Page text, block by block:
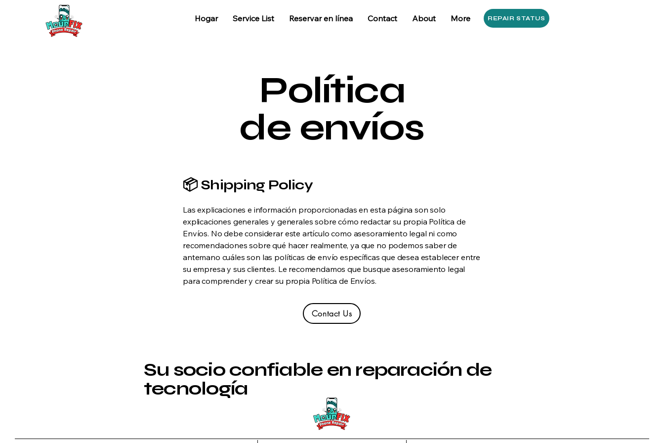
Hogar Service List Reservar en línea Contact About More REPAIR STATUS
Política
de envíos
📦 Shipping Policy
Las explicaciones e información proporcionadas en esta página son solo
explicaciones generales y generales sobre cómo redactar su propia Política de
Envíos. No debe considerar este artículo como asesoramiento legal ni como
recomendaciones sobre qué hacer realmente, ya que no podemos saber de
antemano cuáles son las políticas de envío específicas que desea establecer entre
su empresa y sus clientes. Le recomendamos que busque asesoramiento legal
para comprender y crear su propia Política de Envíos.
Contact Us
Su socio confiable en reparación de
tecnología